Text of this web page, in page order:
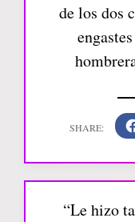
de los dos
“Le hizo